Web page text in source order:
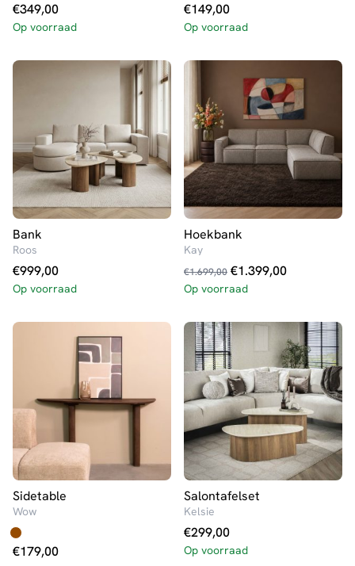
€349,00
Op voorraad
€149,00
Op voorraad
Bank
Roos
€999,00
Op voorraad
Hoekbank
Kay
€1.699,00
Oorspronkelijke
prijs
€1.699,00.
€1.399,00
Huidige
prijs
€1.399,00.
Op voorraad
Sidetable
Wow
€179,00
Salontafelset
Kelsie
€299,00
Op voorraad